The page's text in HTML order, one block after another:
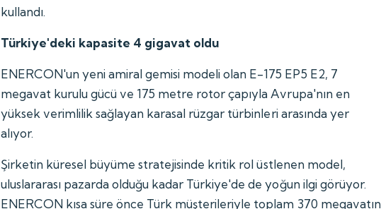
kullandı.
Türkiye'deki kapasite 4 gigavat oldu
ENERCON'un yeni amiral gemisi modeli olan E-175 EP5 E2, 7
megavat kurulu gücü ve 175 metre rotor çapıyla Avrupa'nın en
yüksek verimlilik sağlayan karasal rüzgar türbinleri arasında yer
alıyor.
Şirketin küresel büyüme stratejisinde kritik rol üstlenen model,
uluslararası pazarda olduğu kadar Türkiye'de de yoğun ilgi görüyor.
ENERCON kısa süre önce Türk müşterileriyle toplam 370 megavatın